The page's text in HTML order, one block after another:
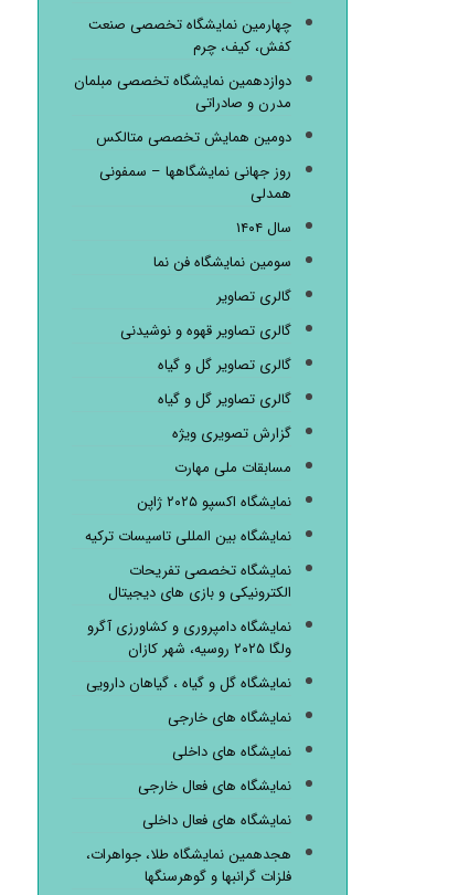
چهارمین نمایشگاه تخصصی صنعت
کفش، کیف، چرم
دوازدهمین نمایشگاه تخصصی مبلمان
مدرن و صادراتی
دومین همایش تخصصی متالکس
روز جهانی نمایشگاهها – سمفونی
همدلی
سال ۱۴۰۴
سومین نمایشگاه فن نما
گالری تصاویر
گالری تصاویر قهوه و نوشیدنی
گالری تصاویر گل و گیاه
گالری تصاویر گل و گیاه
گزارش تصویری ویژه
مسابقات ملی مهارت
نمایشگاه اکسپو ۲۰۲۵ ژاپن
نمایشگاه بین المللی تاسیسات ترکیه
نمایشگاه تخصصی تفریحات
الکترونیکی و بازی های دیجیتال
نمایشگاه دامپروری و کشاورزی آگرو
ولگا ۲۰۲۵ روسیه، شهر کازان
نمایشگاه گل و گیاه ، گیاهان دارویی
نمایشگاه های خارجی
نمایشگاه های داخلی
نمایشگاه های فعال خارجی
نمایشگاه های فعال داخلی
هجدهمین نمایشگاه طلا، جواهرات،
فلزات گرانبها و گوهرسنگها